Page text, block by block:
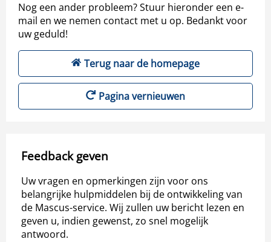
Nog een ander probleem? Stuur hieronder een e-
mail en we nemen contact met u op. Bedankt voor
uw geduld!
Terug naar de homepage
Pagina vernieuwen
Feedback geven
Uw vragen en opmerkingen zijn voor ons
belangrijke hulpmiddelen bij de ontwikkeling van
de Mascus-service. Wij zullen uw bericht lezen en
geven u, indien gewenst, zo snel mogelijk
antwoord.